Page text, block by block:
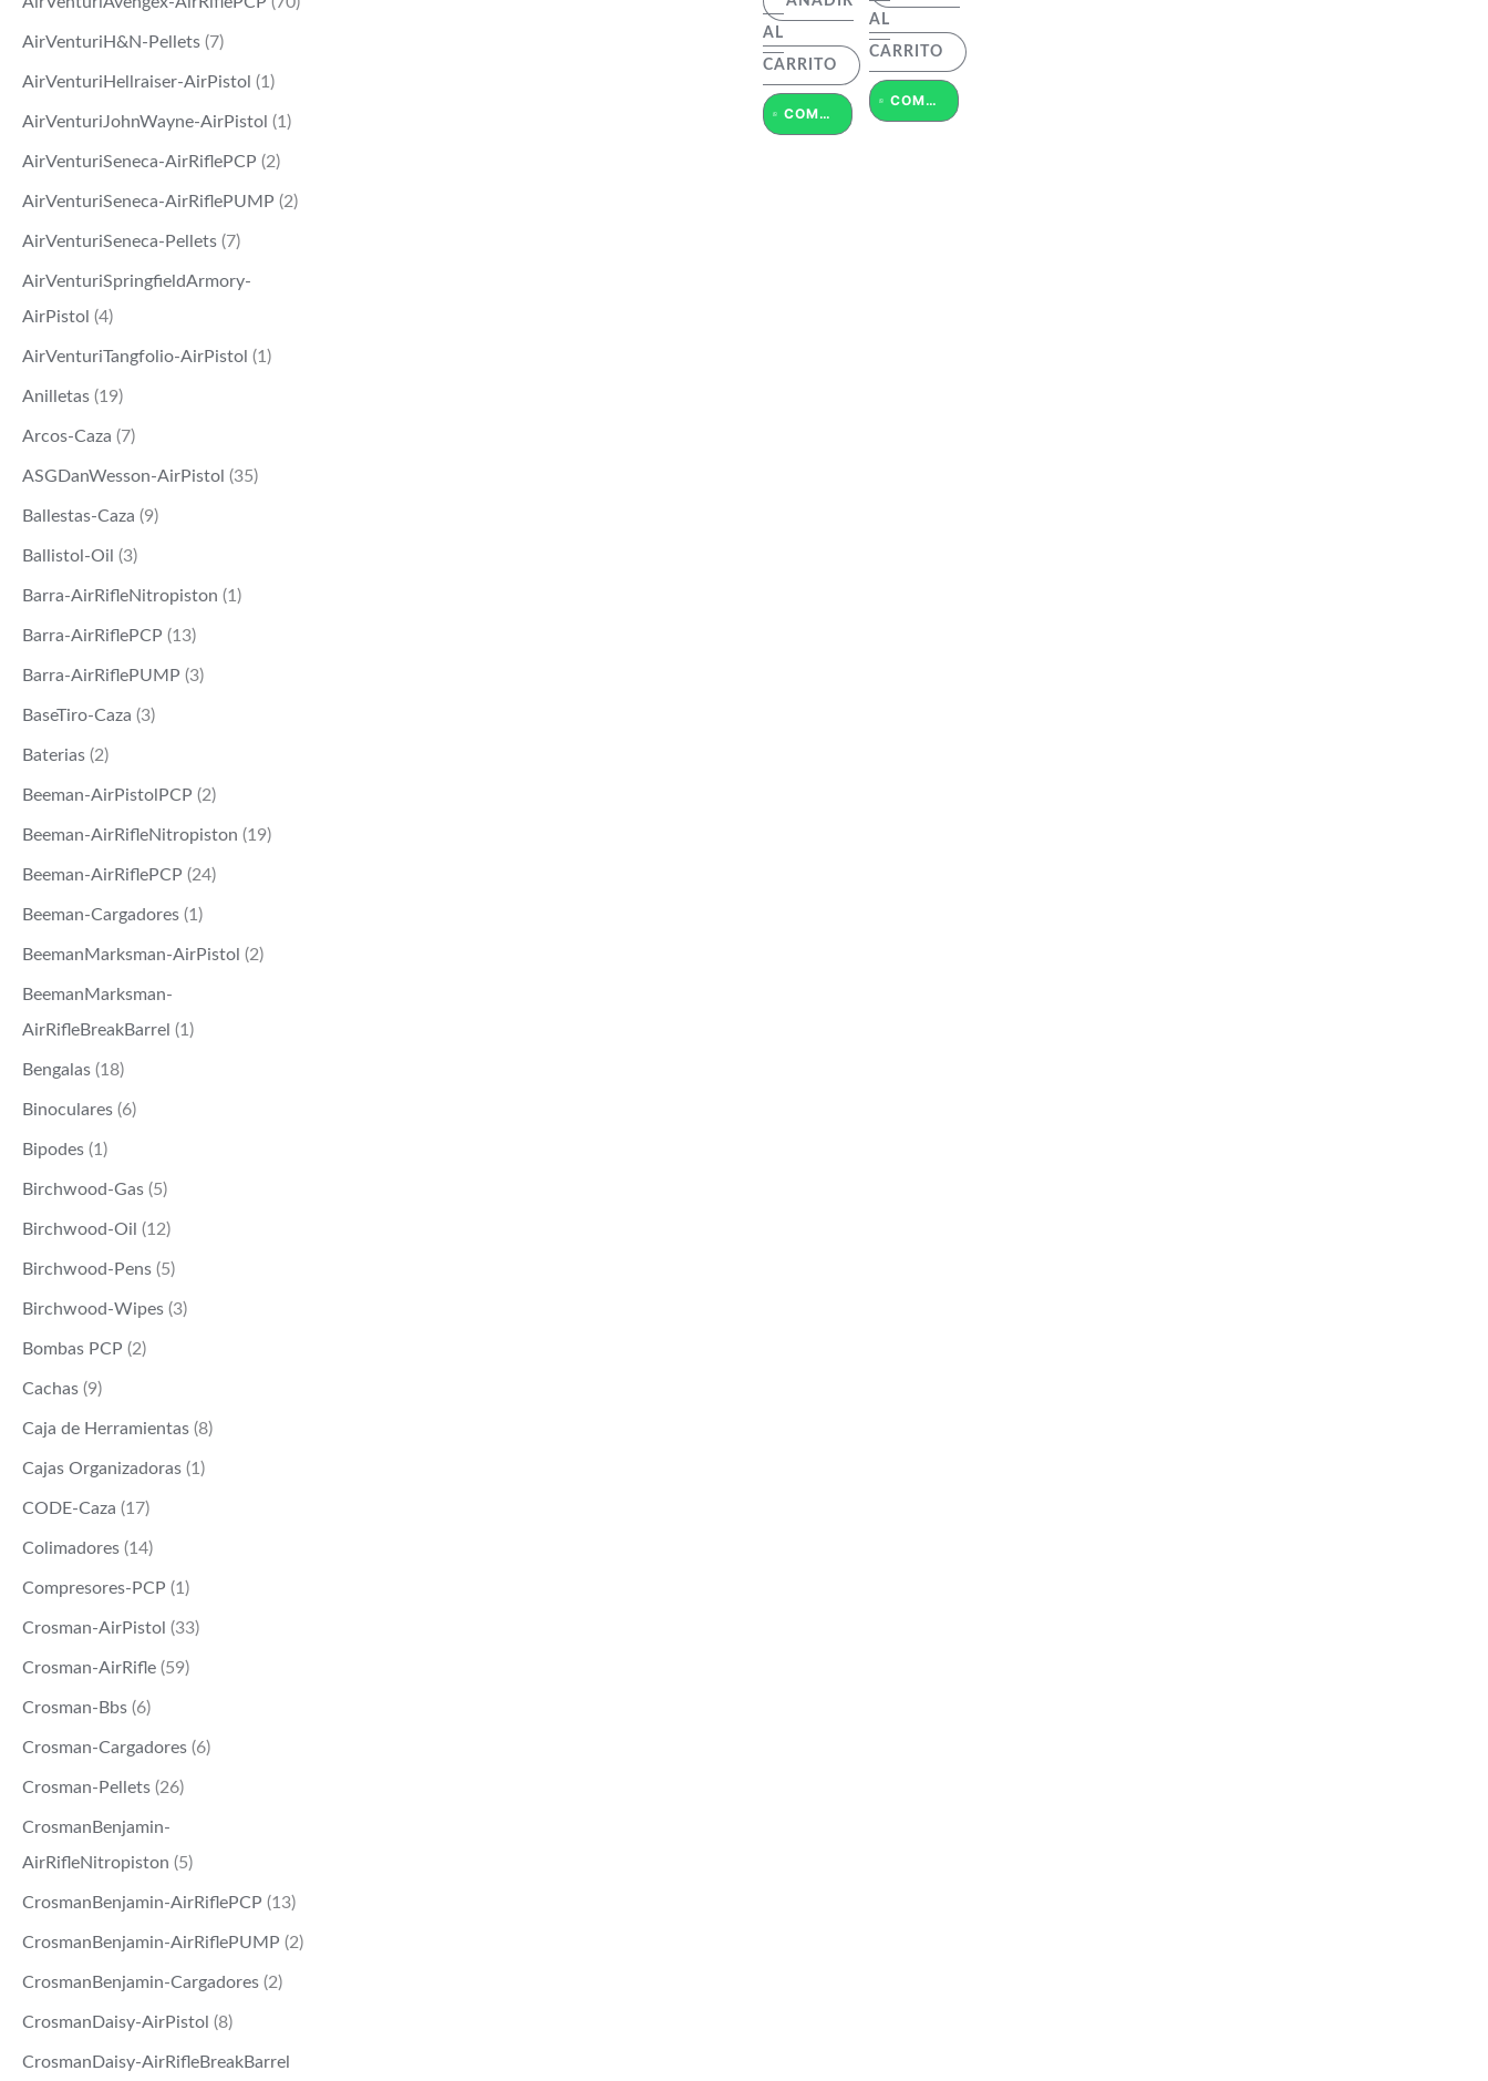
AirVenturiH&N-Pellets (7)
AirVenturiHellraiser-AirPistol (1)
AirVenturiJohnWayne-AirPistol (1)
AirVenturiSeneca-AirRiflePCP (2)
AirVenturiSeneca-AirRiflePUMP (2)
AirVenturiSeneca-Pellets (7)
AirVenturiSpringfieldArmory-
AirPistol (4)
AirVenturiTangfolio-AirPistol (1)
Anilletas (19)
Arcos-Caza (7)
ASGDanWesson-AirPistol (35)
Ballestas-Caza (9)
Ballistol-Oil (3)
Barra-AirRifleNitropiston (1)
Barra-AirRiflePCP (13)
Barra-AirRiflePUMP (3)
BaseTiro-Caza (3)
Baterias (2)
Beeman-AirPistolPCP (2)
Beeman-AirRifleNitropiston (19)
Beeman-AirRiflePCP (24)
Beeman-Cargadores (1)
BeemanMarksman-AirPistol (2)
BeemanMarksman-
AirRifleBreakBarrel (1)
Bengalas (18)
Binoculares (6)
Bipodes (1)
Birchwood-Gas (5)
Birchwood-Oil (12)
Birchwood-Pens (5)
Birchwood-Wipes (3)
Bombas PCP (2)
Cachas (9)
Caja de Herramientas (8)
Cajas Organizadoras (1)
CODE-Caza (17)
Colimadores (14)
Compresores-PCP (1)
Crosman-AirPistol (33)
Crosman-AirRifle (59)
Crosman-Bbs (6)
Crosman-Cargadores (6)
Crosman-Pellets (26)
CrosmanBenjamin-
AirRifleNitropiston (5)
CrosmanBenjamin-AirRiflePCP (13)
CrosmanBenjamin-AirRiflePUMP (2)
CrosmanBenjamin-Cargadores (2)
CrosmanDaisy-AirPistol (8)
CrosmanDaisy-AirRifleBreakBarrel
AL
CARRITO
COMPRAR POR WHATSAPP
AL
CARRITO
COMPRAR POR WHATSAPP